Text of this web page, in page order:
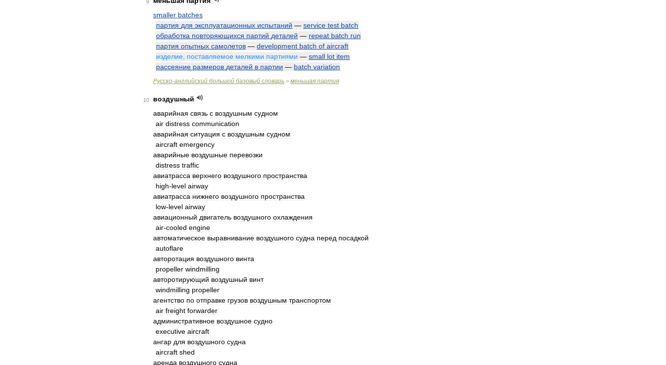
9
smaller batches
партия для эксплуатационных испытаний — service test batch
обработка повторяющихся партий деталей — repeat batch run
партия опытных самолетов — development batch of aircraft
изделие поставляемое мелкими партиями — small lot item
рассеяние размеров деталей в партии — batch variation
Русско-английский большой базовый словарь > меньшая партия
10
воздушный
аварийная связь с воздушным судном
air distress communication
аварийная ситуация с воздушным судном
aircraft emergency
аварийные воздушные перевозки
distress traffic
авиатрасса верхнего воздушного пространства
high-level airway
авиатрасса нижнего воздушного пространства
low-level airway
авиационный двигатель воздушного охлаждения
air-cooled engine
автоматическое выравнивание воздушного судна перед посадкой
autoflare
авторотация воздушного винта
propeller windmilling
авторотирующий воздушный винт
windmilling propeller
агентство по отправке грузов воздушным транспортом
air freight forwarder
административное воздушное судно
executive aircraft
ангар для воздушного судна
aircraft shed
аренда воздушного судна